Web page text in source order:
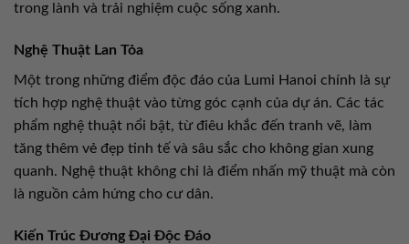
trong lành và trải nghiệm cuộc sống xanh.
Nghệ Thuật Lan Tỏa
Một trong những điểm độc đáo của Lumi Hanoi chính là sự
tích hợp nghệ thuật vào từng góc cạnh của dự án. Các tác
phẩm nghệ thuật nổi bật, từ điêu khắc đến tranh vẽ, làm
tăng thêm vẻ đẹp tinh tế và sâu sắc cho không gian xung
quanh. Nghệ thuật không chỉ là điểm nhấn mỹ thuật mà còn
là nguồn cảm hứng cho cư dân.
Kiến Trúc Đương Đại Độc Đáo